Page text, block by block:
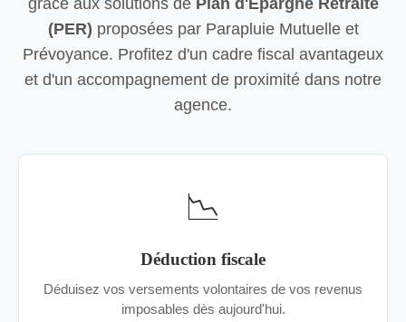
grâce aux solutions de Plan d'Épargne Retraite
(PER) proposées par Parapluie Mutuelle et
Prévoyance. Profitez d'un cadre fiscal avantageux
et d'un accompagnement de proximité dans notre
agence.
📉
Déduction fiscale
Déduisez vos versements volontaires de vos revenus
imposables dès aujourd'hui.